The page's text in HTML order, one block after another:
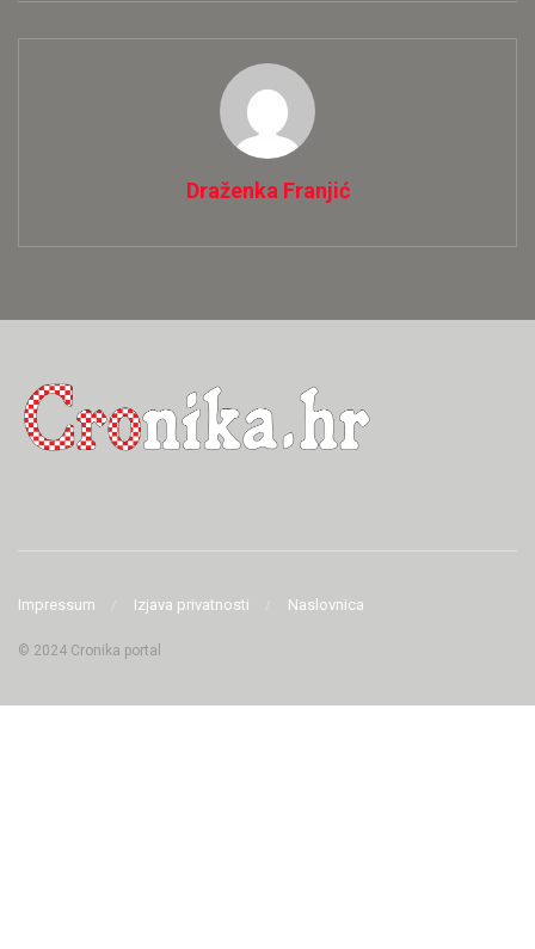
Draženka Franjić
Impressum Izjava privatnosti Naslovnica
© 2024 Cronika portal